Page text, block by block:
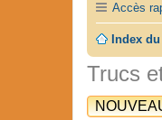
Accès
Index
Trucs